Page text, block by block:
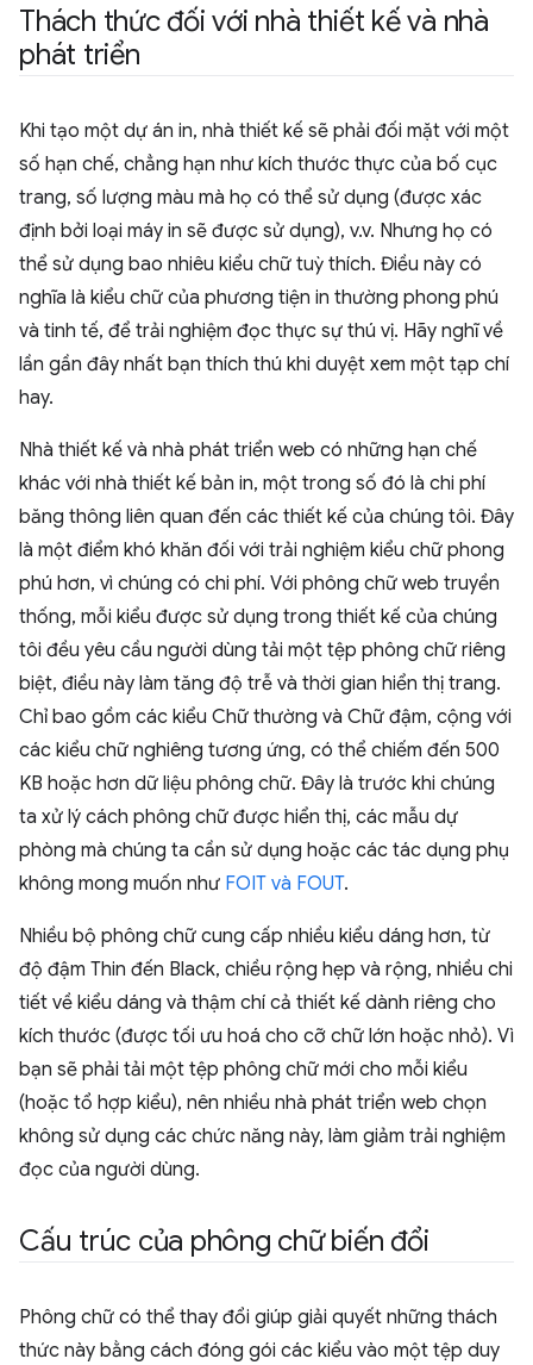
Thách thức đối với nhà thiết kế và nhà
phát triển
Khi tạo một dự án in, nhà thiết kế sẽ phải đối mặt với một
số hạn chế, chẳng hạn như kích thước thực của bố cục
trang, số lượng màu mà họ có thể sử dụng (được xác
định bởi loại máy in sẽ được sử dụng), v.v. Nhưng họ có
thể sử dụng bao nhiêu kiểu chữ tuỳ thích. Điều này có
nghĩa là kiểu chữ của phương tiện in thường phong phú
và tinh tế, để trải nghiệm đọc thực sự thú vị. Hãy nghĩ về
lần gần đây nhất bạn thích thú khi duyệt xem một tạp chí
hay.
Nhà thiết kế và nhà phát triển web có những hạn chế
khác với nhà thiết kế bản in, một trong số đó là chi phí
băng thông liên quan đến các thiết kế của chúng tôi. Đây
là một điểm khó khăn đối với trải nghiệm kiểu chữ phong
phú hơn, vì chúng có chi phí. Với phông chữ web truyền
thống, mỗi kiểu được sử dụng trong thiết kế của chúng
tôi đều yêu cầu người dùng tải một tệp phông chữ riêng
biệt, điều này làm tăng độ trễ và thời gian hiển thị trang.
Chỉ bao gồm các kiểu Chữ thường và Chữ đậm, cộng với
các kiểu chữ nghiêng tương ứng, có thể chiếm đến 500
KB hoặc hơn dữ liệu phông chữ. Đây là trước khi chúng
ta xử lý cách phông chữ được hiển thị, các mẫu dự
phòng mà chúng ta cần sử dụng hoặc các tác dụng phụ
không mong muốn như FOIT và FOUT.
Nhiều bộ phông chữ cung cấp nhiều kiểu dáng hơn, từ
độ đậm Thin đến Black, chiều rộng hẹp và rộng, nhiều chi
tiết về kiểu dáng và thậm chí cả thiết kế dành riêng cho
kích thước (được tối ưu hoá cho cỡ chữ lớn hoặc nhỏ). Vì
bạn sẽ phải tải một tệp phông chữ mới cho mỗi kiểu
(hoặc tổ hợp kiểu), nên nhiều nhà phát triển web chọn
không sử dụng các chức năng này, làm giảm trải nghiệm
đọc của người dùng.
Cấu trúc của phông chữ biến đổi
Phông chữ có thể thay đổi giúp giải quyết những thách
thức này bằng cách đóng gói các kiểu vào một tệp duy